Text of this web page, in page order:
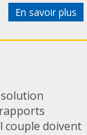
En savoir plus
couple doivent